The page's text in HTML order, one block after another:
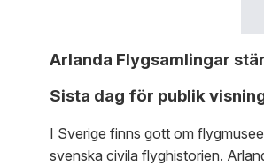
Arlanda Flygsamlingar
Sista dag för publik
I Sverige finns gott om
svenska civila flyghistorien.